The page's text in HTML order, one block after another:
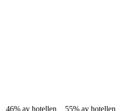
46% av hotellen
55% av hotellen